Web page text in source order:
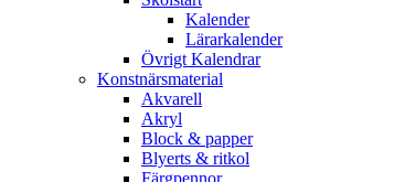
Kalender
Lärarkalender
Övrigt Kalendrar
Konstnärsmaterial
Akvarell
Akryl
Block & papper
Blyerts & ritkol
Färgpennor